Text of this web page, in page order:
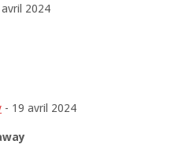
2024
- 19 avril 2024